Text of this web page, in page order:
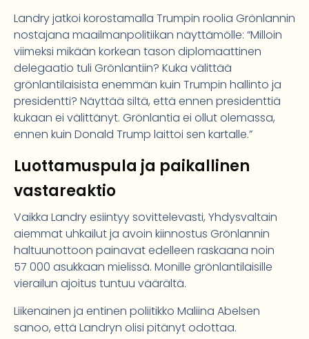
Landry jatkoi korostamalla Trumpin roolia Grönlannin
nostajana maailmanpolitiikan näyttämölle: “Milloin
viimeksi mikään korkean tason diplomaattinen
delegaatio tuli Grönlantiin? Kuka välittää
grönlantilaisista enemmän kuin Trumpin hallinto ja
presidentti? Näyttää siltä, että ennen presidenttiä
kukaan ei välittänyt. Grönlantia ei ollut olemassa,
ennen kuin Donald Trump laittoi sen kartalle.”
Luottamuspula ja paikallinen
vastareaktio
Vaikka Landry esiintyy sovittelevasti, Yhdysvaltain
aiemmat uhkailut ja avoin kiinnostus Grönlannin
haltuunottoon painavat edelleen raskaana noin
57 000 asukkaan mielissä. Monille grönlantilaisille
vierailun ajoitus tuntuu väärältä.
Liikenainen ja entinen poliitikko Maliina Abelsen
sanoo, että Landryn olisi pitänyt odottaa.